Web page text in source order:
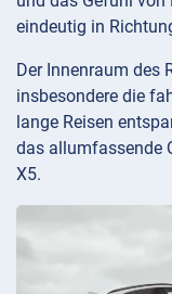
eindeutig in
Der Innenraum des
insbesondere die
lange Reisen
das allumfassende
X5.